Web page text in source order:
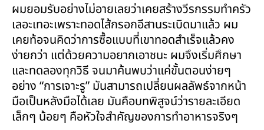
ผมยอมรับอย่างไม่อายเลยว่าเคยสร้างวีรกรรมทำครัว
เลอะเทอะเพราะทอดไส้กรอกอีสานระเบิดมาแล้ว ผม
เคยท้อจนคิดว่าการซื้อแบบที่เขาทอดสำเร็จแล้วคง
ง่ายกว่า แต่ด้วยความอยากเอาชนะ ผมจึงเริ่มศึกษา
และทดลองทุกวิธี จนมาค้นพบว่าแค่ขั้นตอนง่ายๆ
อย่าง “การเจาะรู” มันสามารถเปลี่ยนผลลัพธ์จากหน้า
มือเป็นหลังมือได้เลย มันคือบทพิสูจน์ว่ารายละเอียด
เล็กๆ น้อยๆ คือหัวใจสำคัญของการทำอาหารจริงๆ